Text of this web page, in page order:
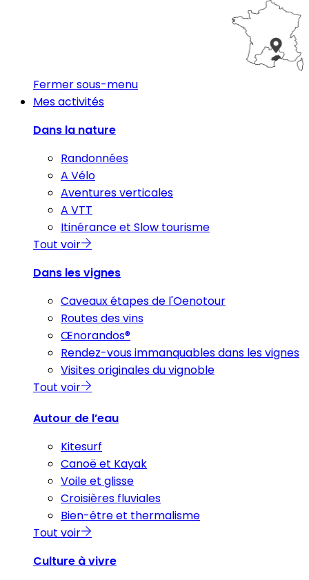
Fermer sous-menu
Mes activités
Dans la nature
Randonnées
A Vélo
Aventures verticales
A VTT
Itinérance et Slow tourisme
Tout voir
Dans les vignes
Caveaux étapes de l'Oenotour
Routes des vins
Œnorandos®
Rendez-vous immanquables dans les vignes
Visites originales du vignoble
Tout voir
Autour de l’eau
Kitesurf
Canoë et Kayak
Voile et glisse
Croisières fluviales
Bien-être et thermalisme
Tout voir
Culture à vivre